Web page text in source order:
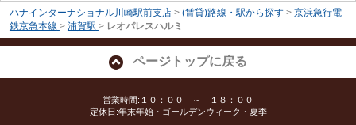
ハナインターナショナル川崎駅前支店 > (賃貸)路線・駅から探す > 京浜急行電
鉄京急本線 > 浦賀駅 > レオパレスハルミ
ページトップに戻る
営業時間:１０：００ ～ １８：００
定休日:年末年始・ゴールデンウィーク・夏季